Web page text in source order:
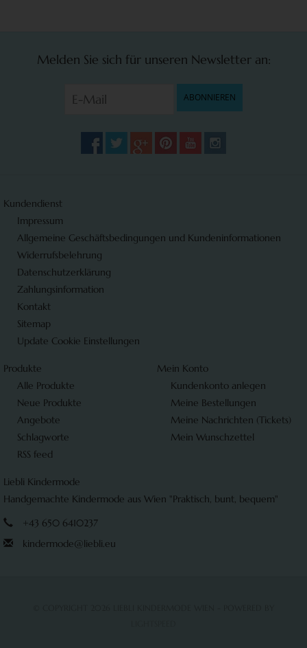
Melden Sie sich für unseren Newsletter an:
ABONNIEREN
Kundendienst
Impressum
Allgemeine Geschäftsbedingungen und Kundeninformationen
Widerrufsbelehrung
Datenschutzerklärung
Zahlungsinformation
Kontakt
Sitemap
Update Cookie Einstellungen
Produkte
Alle Produkte
Neue Produkte
Angebote
Schlagworte
RSS feed
Mein Konto
Kundenkonto anlegen
Meine Bestellungen
Meine Nachrichten (Tickets)
Mein Wunschzettel
Liebli Kindermode
Handgemachte Kindermode aus Wien "Praktisch, bunt, bequem"
+43 650 6410237
kindermode@liebli.eu